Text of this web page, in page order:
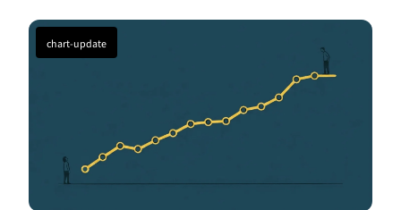
chart-update